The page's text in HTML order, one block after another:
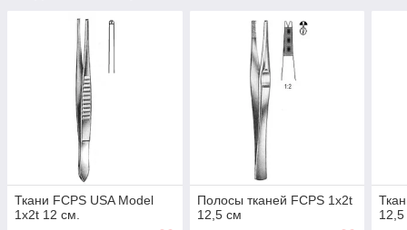
Ткани FCPS USA Model
1x2t 12 см.
Полосы тканей FCPS 1x2t
12,5 см